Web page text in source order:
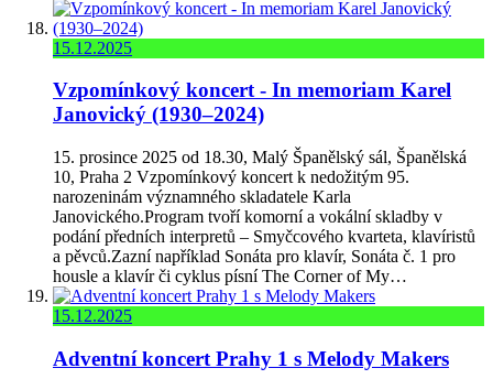
15.12.2025
Vzpomínkový koncert - In memoriam Karel
Janovický (1930–2024)
15. prosince 2025 od 18.30, Malý Španělský sál, Španělská
10, Praha 2 Vzpomínkový koncert k nedožitým 95.
narozeninám významného skladatele Karla
Janovického.Program tvoří komorní a vokální skladby v
podání předních interpretů – Smyčcového kvarteta, klavíristů
a pěvců.Zazní například Sonáta pro klavír, Sonáta č. 1 pro
housle a klavír či cyklus písní The Corner of My…
15.12.2025
Adventní koncert Prahy 1 s Melody Makers